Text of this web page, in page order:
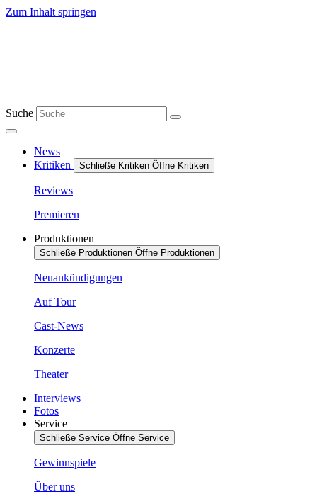
Zum Inhalt springen
Suche
News
Kritiken
Schließe Kritiken Öffne Kritiken
Reviews
Premieren
Produktionen
Schließe Produktionen Öffne Produktionen
Neuankündigungen
Auf Tour
Cast-News
Konzerte
Theater
Interviews
Fotos
Service
Schließe Service Öffne Service
Gewinnspiele
Über uns